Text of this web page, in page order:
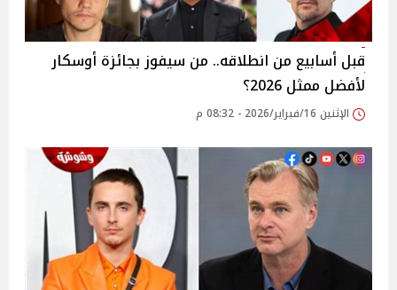
قبل أسابيع من انطلاقه.. من سيفوز بجائزة أوسكار
لأفضل ممثل 2026؟
الإثنين 16/فبراير/2026 - 08:32 م